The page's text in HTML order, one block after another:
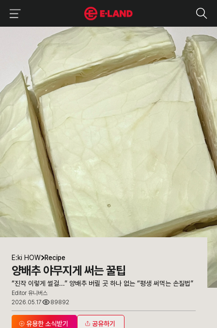
매거진 상세보기
E:ki HOW Recipe
양배추 야무지게 써는 꿀팁
“진작 이렇게 썰걸...” 양배추 버릴 곳 하나 없는 “평생 써먹는 손질법”
Editor 유니버스
2026.05.17
89892
유용한 소식받기 공유하기